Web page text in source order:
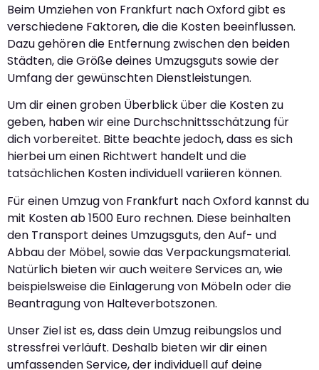
Beim Umziehen von Frankfurt nach Oxford gibt es
verschiedene Faktoren, die die Kosten beeinflussen.
Dazu gehören die Entfernung zwischen den beiden
Städten, die Größe deines Umzugsguts sowie der
Umfang der gewünschten Dienstleistungen.
Um dir einen groben Überblick über die Kosten zu
geben, haben wir eine Durchschnittsschätzung für
dich vorbereitet. Bitte beachte jedoch, dass es sich
hierbei um einen Richtwert handelt und die
tatsächlichen Kosten individuell variieren können.
Für einen Umzug von Frankfurt nach Oxford kannst du
mit Kosten ab 1500 Euro rechnen. Diese beinhalten
den Transport deines Umzugsguts, den Auf- und
Abbau der Möbel, sowie das Verpackungsmaterial.
Natürlich bieten wir auch weitere Services an, wie
beispielsweise die Einlagerung von Möbeln oder die
Beantragung von Halteverbotszonen.
Unser Ziel ist es, dass dein Umzug reibungslos und
stressfrei verläuft. Deshalb bieten wir dir einen
umfassenden Service, der individuell auf deine